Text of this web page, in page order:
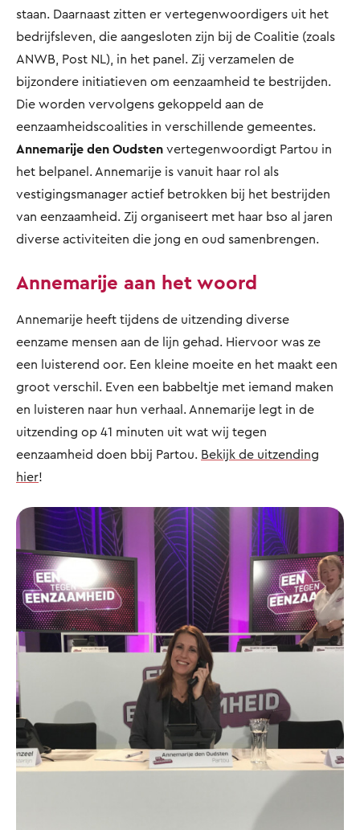
staan. Daarnaast zitten er vertegenwoordigers uit het
bedrijfsleven, die aangesloten zijn bij de Coalitie (zoals
ANWB, Post NL), in het panel. Zij verzamelen de
bijzondere initiatieven om eenzaamheid te bestrijden.
Die worden vervolgens gekoppeld aan de
eenzaamheidscoalities in verschillende gemeentes.
Annemarije den Oudsten vertegenwoordigt Partou in
het belpanel. Annemarije is vanuit haar rol als
vestigingsmanager actief betrokken bij het bestrijden
van eenzaamheid. Zij organiseert met haar bso al jaren
diverse activiteiten die jong en oud samenbrengen.
Annemarije aan het woord
Annemarije heeft tijdens de uitzending diverse
eenzame mensen aan de lijn gehad. Hiervoor was ze
een luisterend oor. Een kleine moeite en het maakt een
groot verschil. Even een babbeltje met iemand maken
en luisteren naar hun verhaal. Annemarije legt in de
uitzending op 41 minuten uit wat wij tegen
eenzaamheid doen bbij Partou. Bekijk de uitzending
hier!